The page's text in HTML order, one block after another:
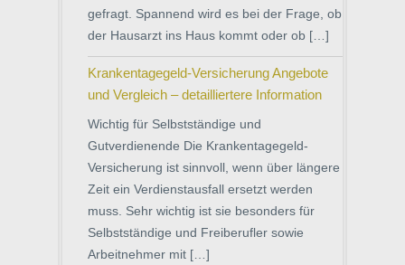
gefragt. Spannend wird es bei der Frage, ob
der Hausarzt ins Haus kommt oder ob […]
Krankentagegeld-Versicherung Angebote
und Vergleich – detailliertere Information
Wichtig für Selbstständige und
Gutverdienende Die Krankentagegeld-
Versicherung ist sinnvoll, wenn über längere
Zeit ein Verdienstausfall ersetzt werden
muss. Sehr wichtig ist sie besonders für
Selbstständige und Freiberufler sowie
Arbeitnehmer mit […]